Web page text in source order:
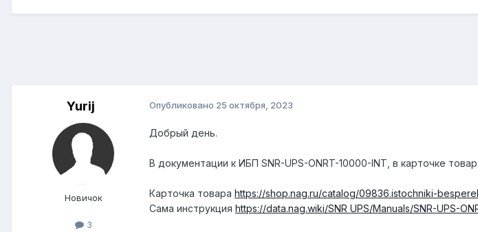
Yurij
Новичок
3
Опубликовано 25 октября, 2023
Добрый день.
В документации к ИБП SNR-UPS-ONRT-10000-INT, в карточке
Карточка товара https://shop.nag.ru/catalog/09836.istochniki-
Сама инструкция https://data.nag.wiki/SNR UPS/Manuals/SNR-UPS-